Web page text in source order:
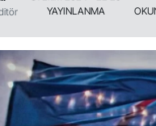
YAYINLANMA